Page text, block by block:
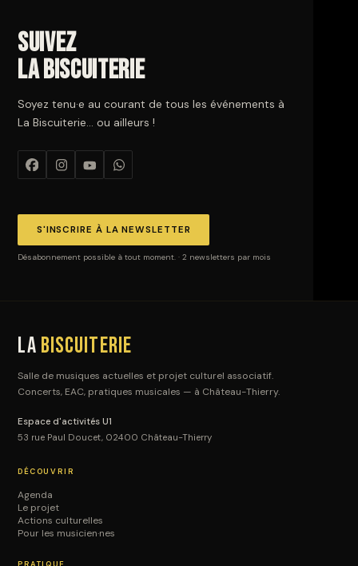
Suivez
La Biscuiterie
Soyez tenu·e au courant de tous les événements à
La Biscuiterie… ou ailleurs !
S'INSCRIRE À LA NEWSLETTER
Désabonnement possible à tout moment. · 2 newsletters par mois
La Biscuiterie
Salle de musiques actuelles et projet culturel associatif.
Concerts, EAC, pratiques musicales — à Château-Thierry.
Espace d'activités U1
53 rue Paul Doucet, 02400 Château-Thierry
DÉCOUVRIR
Agenda
Le projet
Actions culturelles
Pour les musicien·nes